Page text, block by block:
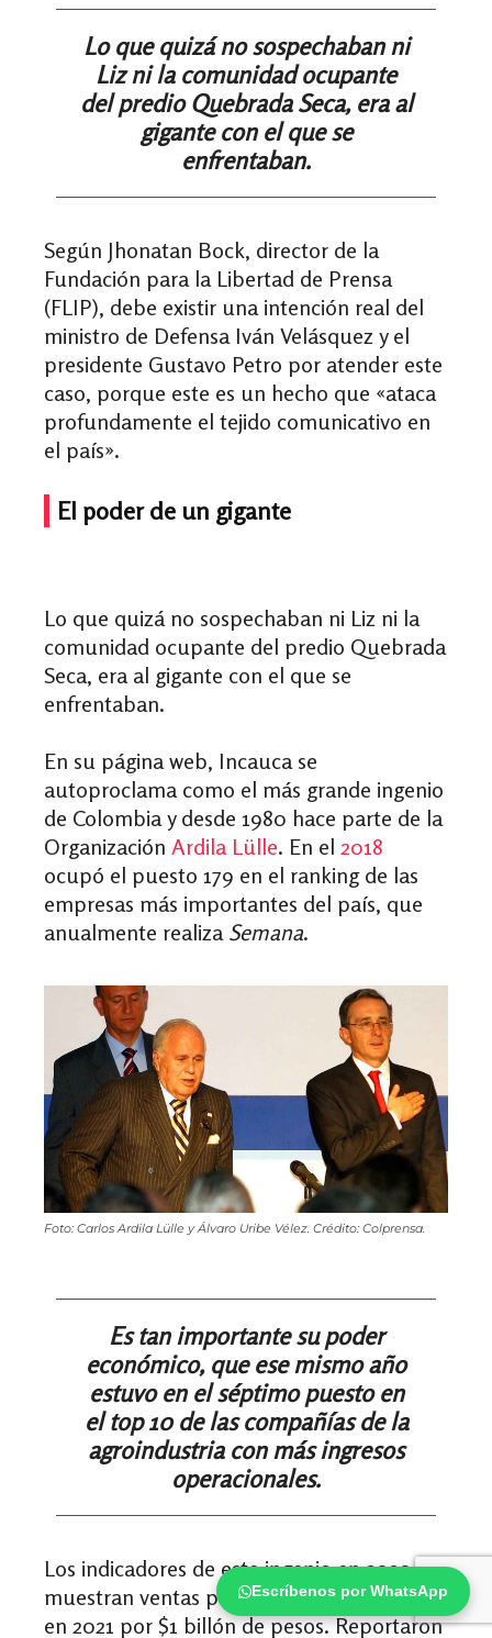
Escríbenos por WhatsApp
Lo que quizá no sospechaban ni
Liz ni la comunidad ocupante
del predio Quebrada Seca, era al
gigante con el que se
enfrentaban.
Según Jhonatan Bock, director de la
Fundación para la Libertad de Prensa
(FLIP), debe existir una intención real del
ministro de Defensa Iván Velásquez y el
presidente Gustavo Petro por atender este
caso, porque este es un hecho que «ataca
profundamente el tejido comunicativo en
el país».
El poder de un gigante
Lo que quizá no sospechaban ni Liz ni la
comunidad ocupante del predio Quebrada
Seca, era al gigante con el que se
enfrentaban.
En su página web, Incauca se
autoproclama como el más grande ingenio
de Colombia y desde 1980 hace parte de la
Organización Ardila Lülle. En el 2018
ocupó el puesto 179 en el ranking de las
empresas más importantes del país, que
anualmente realiza Semana.
Foto: Carlos Ardila Lülle y Álvaro Uribe Vélez. Crédito: Colprensa.
Es tan importante su poder
económico, que ese mismo año
estuvo en el séptimo puesto en
el top 10 de las compañías de la
agroindustria con más ingresos
operacionales.
Los indicadores de este ingenio en 2020
muestran ventas por $927,000 millones y
en 2021 por $1 billón de pesos. Reportaron